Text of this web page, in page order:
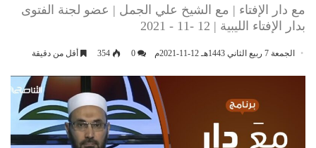
مع دار الإفتاء | مع الشيخ علي الجمل | عضو لجنة الفتوى
بدار الإفتاء الليبية | 12 -11 - 2021
الجمعة 7 ربيع الثاني 1443هـ 12-11-2021م 0
354 أقل من دقيقة